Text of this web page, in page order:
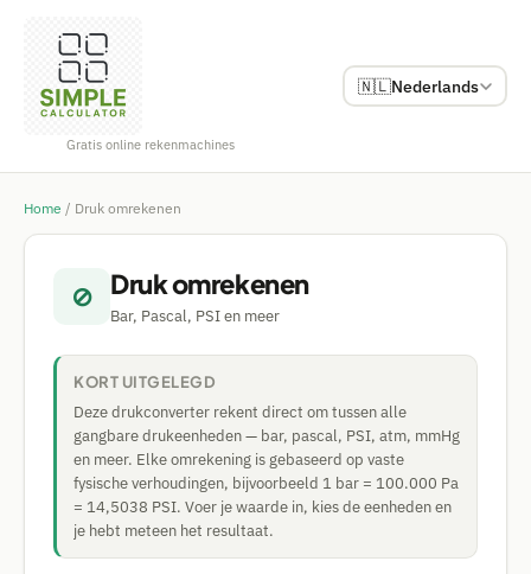
Gratis online rekenmachines
🇳🇱Nederlands
Home / Druk omrekenen
⊘ Druk omrekenen
Bar, Pascal, PSI en meer
KORT UITGELEGD
Deze drukconverter rekent direct om tussen alle
gangbare drukeenheden — bar, pascal, PSI, atm, mmHg
en meer. Elke omrekening is gebaseerd op vaste
fysische verhoudingen, bijvoorbeeld 1 bar = 100.000 Pa
= 14,5038 PSI. Voer je waarde in, kies de eenheden en
je hebt meteen het resultaat.